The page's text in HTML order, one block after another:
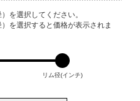
を選択してください。
を選択すると価格が表示されま
リム径(インチ)